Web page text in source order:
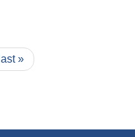
last »